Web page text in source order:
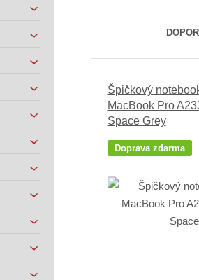
Špičkový
MacBook Pro
Space Grey
Doprava zdarma